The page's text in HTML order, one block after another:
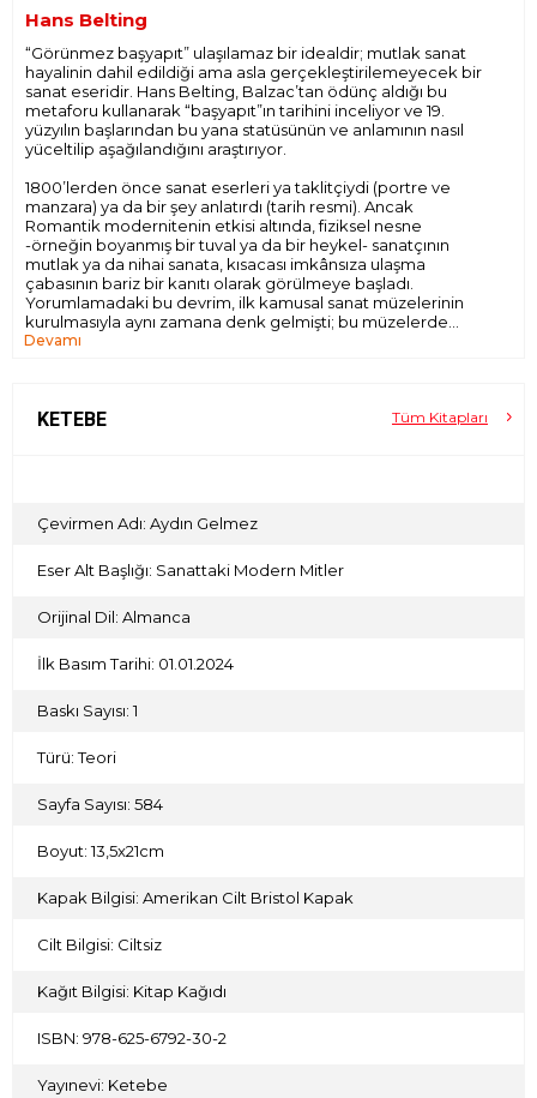
Hans Belting
“Görünmez başyapıt” ulaşılamaz bir idealdir; mutlak sanat
hayalinin dahil edildiği ama asla gerçekleştirilemeyecek bir
sanat eseridir. Hans Belting, Balzac’tan ödünç aldığı bu
metaforu kullanarak “başyapıt”ın tarihini inceliyor ve 19.
yüzyılın başlarından bu yana statüsünün ve anlamının nasıl
yüceltilip aşağılandığını araştırıyor.
1800’lerden önce sanat eserleri ya taklitçiydi (portre ve
manzara) ya da bir şey anlatırdı (tarih resmi). Ancak
Romantik modernitenin etkisi altında, fiziksel nesne
-örneğin boyanmış bir tuval ya da bir heykel- sanatçının
mutlak ya da nihai sanata, kısacası imkânsıza ulaşma
çabasının bariz bir kanıtı olarak görülmeye başladı.
Yorumlamadaki bu devrim, ilk kamusal sanat müzelerinin
kurulmasıyla aynı zamana denk gelmişti; bu müzelerde
klasik dönem ve Rönesans eserleri “gerçek” başyapıtlar
kültünün yükünü omuzlarında hisseden sanatçıları meşgul
sahne aldığı Görünmez Başyapıt, alternatif bir sanat tarihi
olarak okunmayı da hak ediyor.
Devamı
KETEBE Tüm Kitapları
Çevirmen Adı: Aydın Gelmez
Eser Alt Başlığı: Sanattaki Modern Mitler
Orijinal Dil: Almanca
İlk Basım Tarihi: 01.01.2024
Baskı Sayısı: 1
Türü: Teori
Sayfa Sayısı: 584
Boyut: 13,5x21cm
Kapak Bilgisi: Amerikan Cilt Bristol Kapak
Cilt Bilgisi: Ciltsiz
Kağıt Bilgisi: Kitap Kağıdı
ISBN: 978-625-6792-30-2
Yayınevi: Ketebe